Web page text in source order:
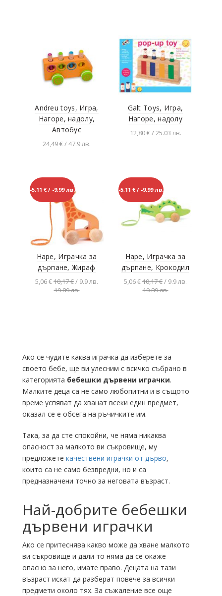
Andreu toys, Игра,
Нагоре, надолу,
Автобус
24,49 € / 47.9 лв.
Galt Toys, Игра,
Нагоре, надолу
12,80 € / 25.03 лв.
-5,11 € / -9,99 лв.
Hape, Играчка за
дърпане, Жираф
5,06 €10,17 €/ 9.9 лв.
19.89 лв.
-5,11 € / -9,99 лв.
Hape, Играчка за
дърпане, Крокодил
5,06 €10,17 €/ 9.9 лв.
19.89 лв.
Ако се чудите каква играчка да изберете за
своето бебе, ще ви улесним с всичко събрано в
категорията бебешки дървени играчки.
Малките деца са не само любопитни и в същото
време успяват да хванат всеки един предмет,
оказал се е обсега на ръчичките им.
Така, за да сте спокойни, че няма никаква
опасност за малкото ви съкровище, му
предложете качествени играчки от дърво,
които са не само безвредни, но и са
предназначени точно за неговата възраст.
Най-добрите бебешки
дървени играчки
Ако се притеснява какво може да хване малкото
ви съкровище и дали то няма да се окаже
опасно за него, имате право. Децата на тази
възраст искат да разберат повече за всички
предмети около тях. За съжаление все още